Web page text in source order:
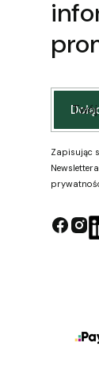
Zapisując